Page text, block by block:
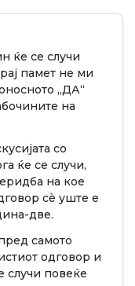
ќе се случи
памет не ми
„ДА“
на
со
ќе се случи,
на кое
сè уште е
две.
самото
одговор и
случи повеќе